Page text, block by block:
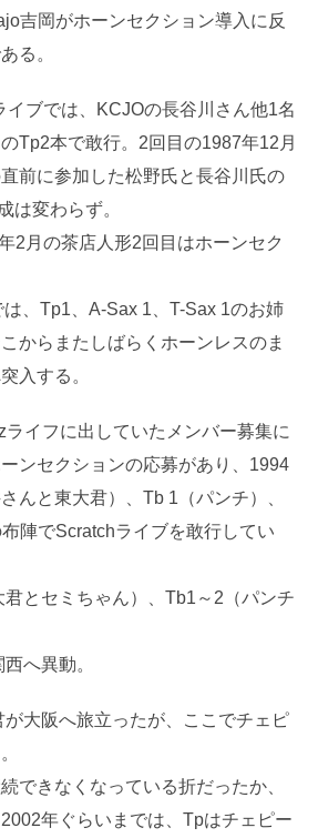
吉岡がホーンセクション導入に反
る。
イブでは、KCJOの長谷川さん他1名
Tp2本で敢行。2回目の1987年12月
前に参加した松野氏と長谷川氏の
は変わらず。
2月の茶店人形2回目はホーンセク
、Tp1、A-Sax 1、T-Sax 1のお姉
からまたしばらくホーンレスのま
入する。
イフに出していたメンバー募集に
ンセクションの応募があり、1994
んと東大君）、Tb 1（パンチ）、
陣でScratchライブを敢行してい
とセミちゃん）、Tb1～2（パンチ
へ異動。
大阪へ旅立ったが、ここでチェピ
できなくなっている折だったか、
年ぐらいまでは、Tpはチェピー